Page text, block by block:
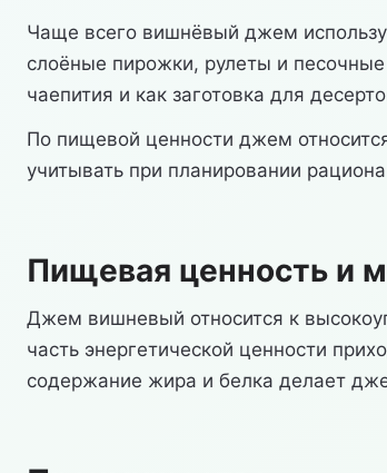
Чаще всего вишнёвый джем
слоёные пирожки, рулеты и
чаепития и как заготовка для
По пищевой ценности джем
учитывать при планировании
Пищевая ценность и
Джем вишневый относится к
часть энергетической ценности
содержание жира и белка делает